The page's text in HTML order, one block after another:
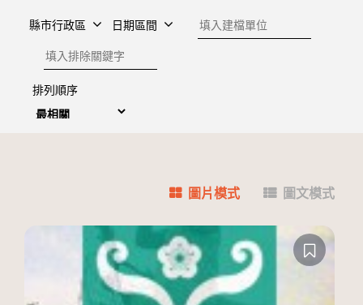
縣市行政區 日期區間
建檔單位
排除關鍵字
排列順序
圖片模式 圖文模式